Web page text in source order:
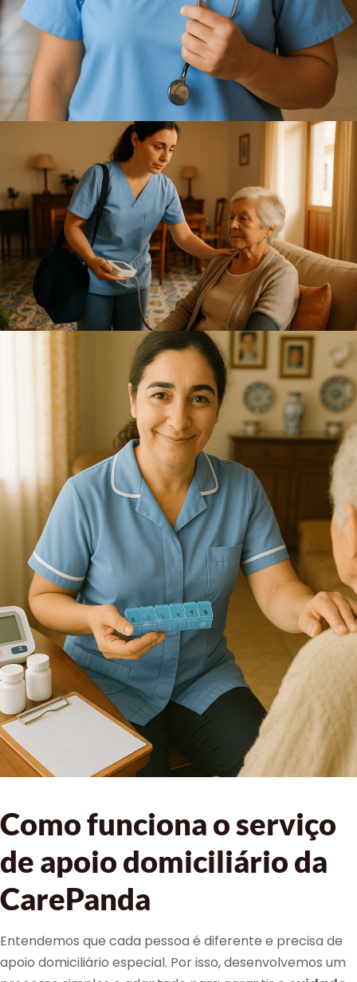
Como funciona o serviço
de apoio domiciliário da
CarePanda
Entendemos que cada pessoa é diferente e precisa de
apoio domiciliário especial. Por isso, desenvolvemos um